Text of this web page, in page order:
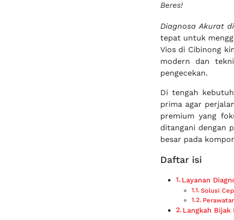
Beres!
Diagnosa Akurat
tepat untuk
Vios di Cibinong
modern dan
pengecekan.
Di tengah
prima agar
premium yang
ditangani dengan
besar pada
Daftar isi
Layanan
Solusi
Langkah